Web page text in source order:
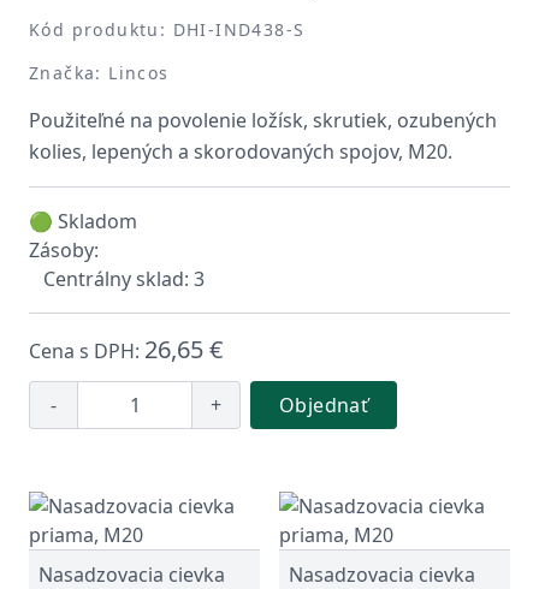
Kód produktu: DHI-IND438-S
Značka: Lincos
Použiteľné na povolenie ložísk, skrutiek, ozubených
kolies, lepených a skorodovaných spojov, M20.
🟢 Skladom
Zásoby:
Centrálny sklad: 3
Cena s DPH: 26,65 €
- + Objednať
Nasadzovacia cievka
Nasadzovacia cievka